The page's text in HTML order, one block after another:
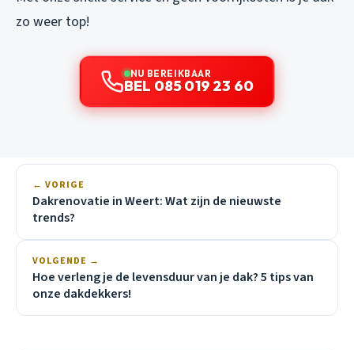
zo weer top!
NU BEREIKBAAR
BEL 085 019 23 60
← VORIGE
Dakrenovatie in Weert: Wat zijn de nieuwste
trends?
VOLGENDE →
Hoe verleng je de levensduur van je dak? 5 tips van
onze dakdekkers!